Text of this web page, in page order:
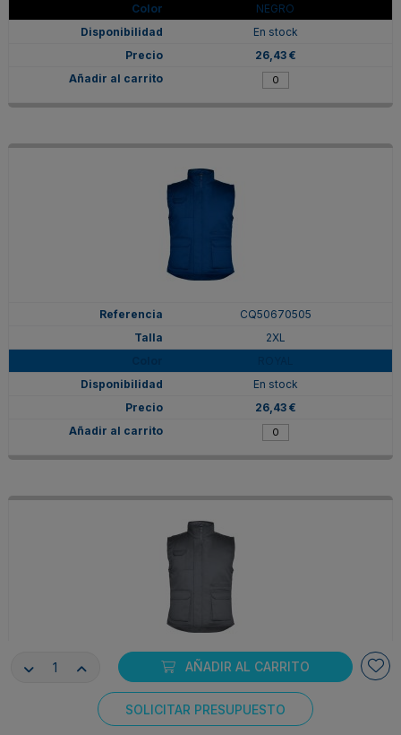
AÑADIR AL CARRITO
SOLICITAR PRESUPUESTO
NEGRO
En stock
26,43 €
CQ50670505
2XL
En stock
26,43 €
CQ50670523
2XL
PLOMO
Consentimiento de cookies